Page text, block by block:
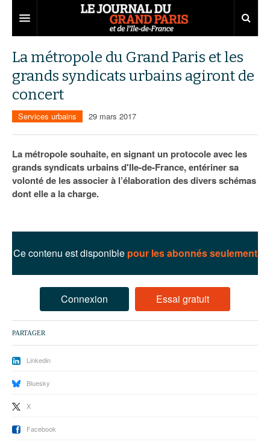
Grand Paris
Territoires
Aménagement
Collectivités
Services urbains
Entreprises
Développement économique
Attractivité
Innovation
Départements
77
78
95
Nominations
Portraits
Les Assises du Grand Paris
Éditions précédentes
Le podcast
La métropole du Grand Paris et les
grands syndicats urbains agiront de
concert
Services urbains 29 mars 2017
La métropole souhaite, en signant un protocole avec les
grands syndicats urbains d'Ile-de-France, entériner sa
volonté de les associer à l’élaboration des divers schémas
dont elle a la charge.
Ce contenu est disponible pour les abonnés seulement
Connexion Essai gratuit
PARTAGER
Linkedin
Bluesky
X
Facebook